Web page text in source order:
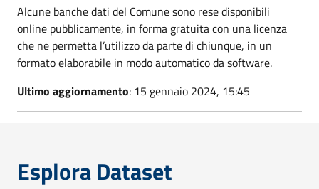
Alcune banche dati del Comune sono rese disponibili
online pubblicamente, in forma gratuita con una licenza
che ne permetta l’utilizzo da parte di chiunque, in un
formato elaborabile in modo automatico da software.
Ultimo aggiornamento: 15 gennaio 2024, 15:45
Esplora Dataset